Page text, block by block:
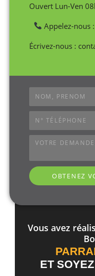
Ouvert Lun-Ven
Appelez-nous
Écrivez-nous :
OBTENEZ
Vous avez
ET